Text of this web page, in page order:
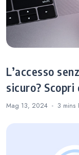
L’accesso
sicuro? Scopri
Mag 13, 2024 3 mins